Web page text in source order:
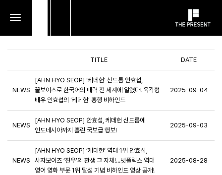
toggle
TITLE DATE
NEWS
[AHN HYO SEOP] ‘케데헌’ 신드롬 안효섭,
꿀보이스로 한국어의 매력 전 세계에 알렸다! 육각형
배우 안효섭의 ‘케데헌’ 흥행 비하인드
2025-09-04
NEWS
[AHN HYO SEOP] 안효섭, 케데헌 신드롬에
인도네시아까지 홀린 국보급 행보!
2025-09-03
NEWS
[AHN HYO SEOP] ‘케데헌’ 역대 1위 안효섭,
사자보이즈 ‘진우’의 환생 그 자체!...넷플릭스 역대
영어 영화 부문 1위 달성 기념 비하인드 영상 공개!
2025-08-28